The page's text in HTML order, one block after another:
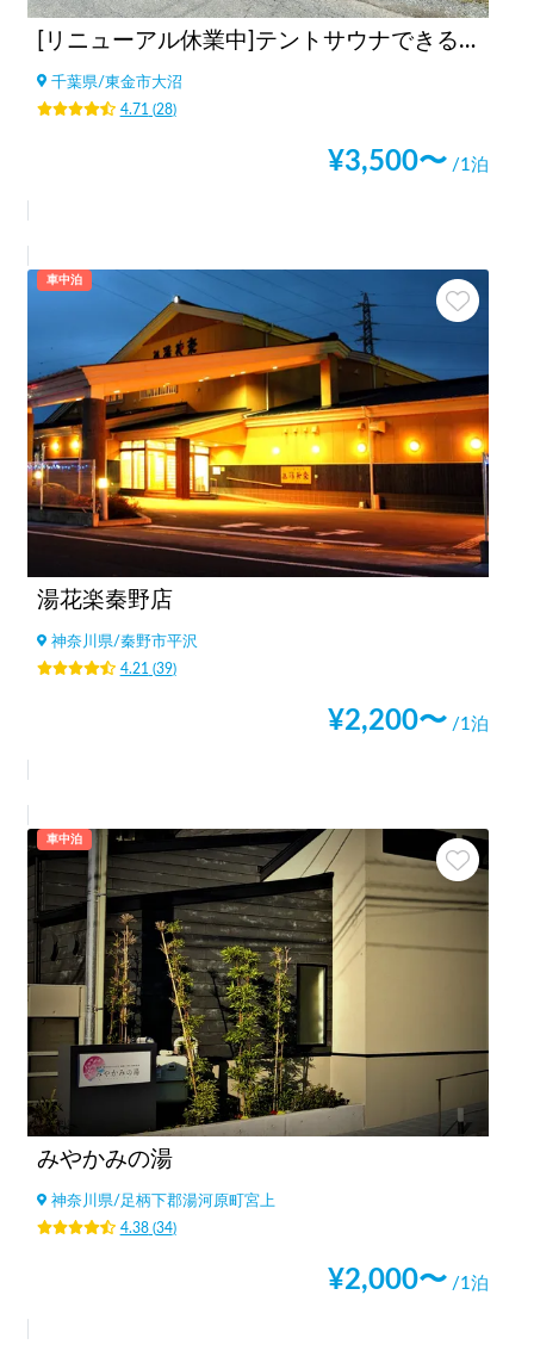
[リニューアル休業中]テントサウナできるスポットsalon pheasant(サロンフェーザント)
千葉県/東金市大沼
4.71 (28)
¥3,500〜 /1泊
車中泊
湯花楽秦野店
神奈川県/秦野市平沢
4.21 (39)
¥2,200〜 /1泊
車中泊
みやかみの湯
神奈川県/ 足柄下郡湯河原町宮上
4.38(34)
¥2,000〜 /1泊